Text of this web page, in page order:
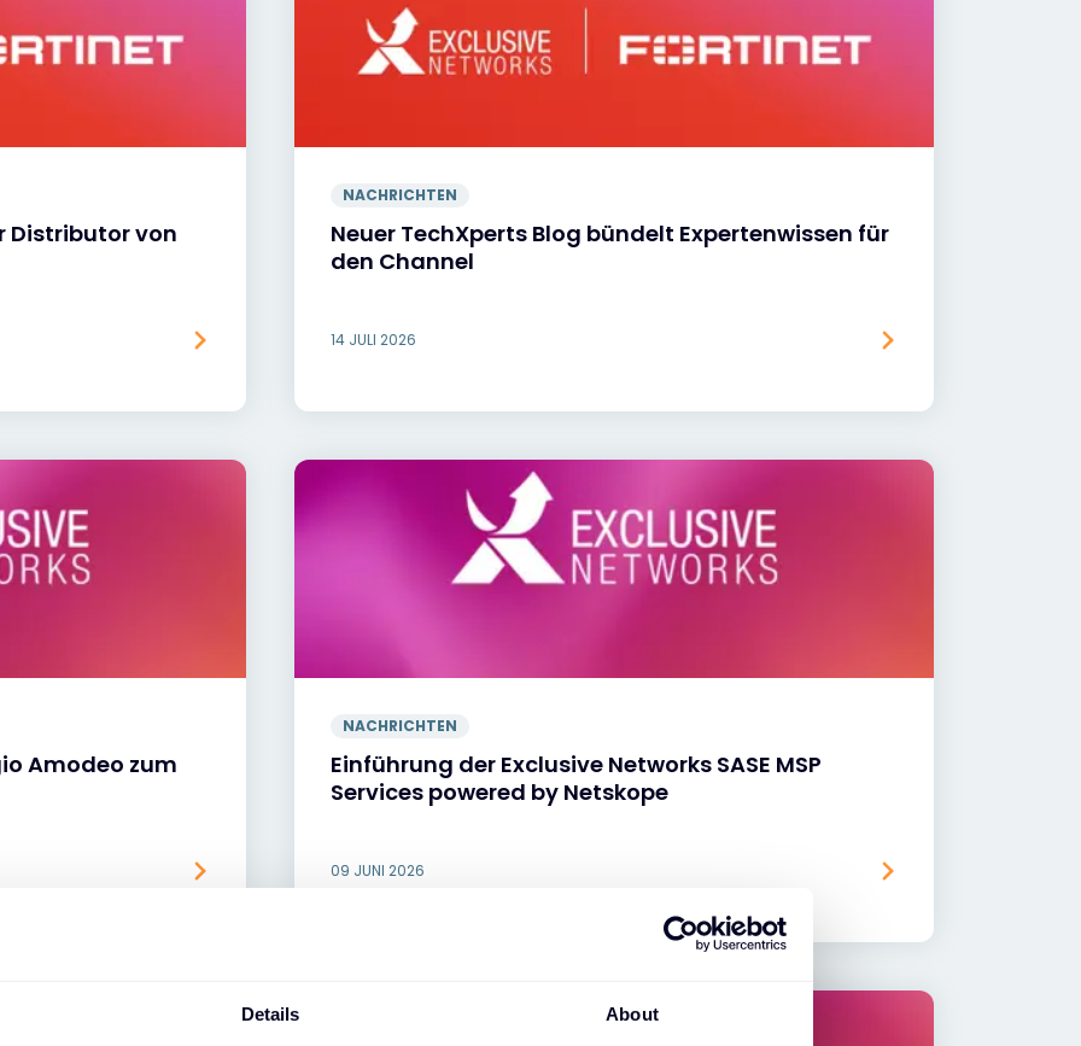
Details About
Distributor von
NACHRICHTEN
Neuer TechXperts Blog bündelt Expertenwissen für
den Channel
14 JULI 2026
Amodeo zum
NACHRICHTEN
Einführung der Exclusive Networks SASE MSP
Services powered by Netskope
09 JUNI 2026